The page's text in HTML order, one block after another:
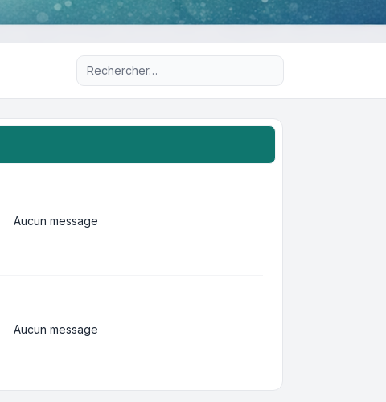
Recherche avancée
Aucun message
Aucun message